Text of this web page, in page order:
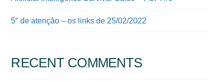
5″ de atenção – os links de 25/02/2022
RECENT COMMENTS